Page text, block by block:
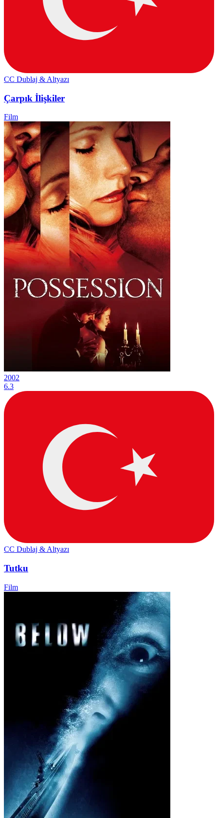
CC Dublaj & Altyazı
Çarpık İlişkiler
Film
2002
6.3
CC Dublaj & Altyazı
Tutku
Film